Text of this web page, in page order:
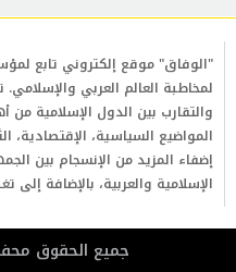
"الوفاق" موقع إلكتروني تابع
لمخاطبة العالم العربي
والتقارب بين الدول الإسلامية
المواضيع السياسية، الإقتصادية،
إضفاء المزيد من الإنسجام بين
الإسلامية والعربية، بالإضافة
جمیع الحقوق